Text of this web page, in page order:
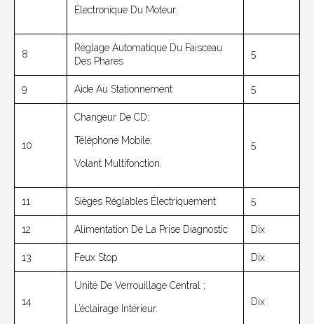
Électronique Du Moteur.
8
Réglage Automatique Du Faisceau
Des Phares
5
9 Aide Au Stationnement 5
10
Changeur De CD;
Téléphone Mobile;
Volant Multifonction.
5
11 Sièges Réglables Électriquement 5
12 Alimentation De La Prise Diagnostic Dix
13 Feux Stop Dix
14
Unité De Verrouillage Central ;
L’éclairage Intérieur.
Dix